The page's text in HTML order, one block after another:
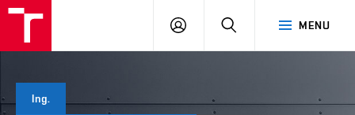
MENU
PŘIHLÁSIT
Ing.